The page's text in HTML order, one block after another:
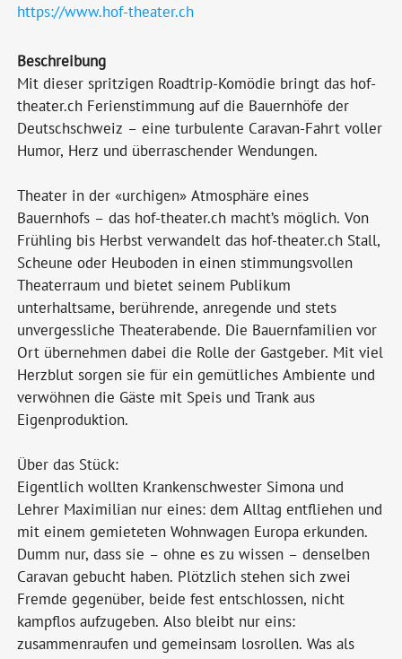
https://www.hof-theater.ch
Beschreibung
Mit dieser spritzigen Roadtrip-Komödie bringt das hof-
theater.ch Ferienstimmung auf die Bauernhöfe der
Deutschschweiz – eine turbulente Caravan-Fahrt voller
Humor, Herz und überraschender Wendungen.
Theater in der «urchigen» Atmosphäre eines
Bauernhofs – das hof-theater.ch macht’s möglich. Von
Frühling bis Herbst verwandelt das hof-theater.ch Stall,
Scheune oder Heuboden in einen stimmungsvollen
Theaterraum und bietet seinem Publikum
unterhaltsame, berührende, anregende und stets
unvergessliche Theaterabende. Die Bauernfamilien vor
Ort übernehmen dabei die Rolle der Gastgeber. Mit viel
Herzblut sorgen sie für ein gemütliches Ambiente und
verwöhnen die Gäste mit Speis und Trank aus
Eigenproduktion.
Über das Stück:
Eigentlich wollten Krankenschwester Simona und
Lehrer Maximilian nur eines: dem Alltag entfliehen und
mit einem gemieteten Wohnwagen Europa erkunden.
Dumm nur, dass sie – ohne es zu wissen – denselben
Caravan gebucht haben. Plötzlich stehen sich zwei
Fremde gegenüber, beide fest entschlossen, nicht
kampflos aufzugeben. Also bleibt nur eins:
zusammenraufen und gemeinsam losrollen. Was als